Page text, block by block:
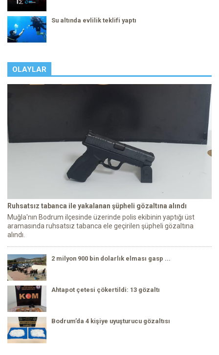
Su altında evlilik teklifi yaptı
OLAYLAR
Ruhsatsız tabanca ile yakalanan şüpheli gözaltına alındı
Muğla'nın Bodrum ilçesinde üzerinde polis ekibinin yaptığı üst
aramasında ruhsatsız tabanca ele geçirilen şüpheli gözaltına
alındı.
2 milyon 900 bin dolarlık elması gasp ...
Ahtapot çetesi çökertildi: 13 gözaltı
Bodrum’da 4 kişiye uyuşturucu gözaltısı